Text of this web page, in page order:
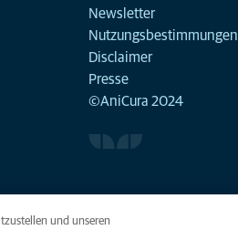
Newsletter
Nutzungsbestimmungen
Disclaimer
Presse
©AniCura 2024
und unseren